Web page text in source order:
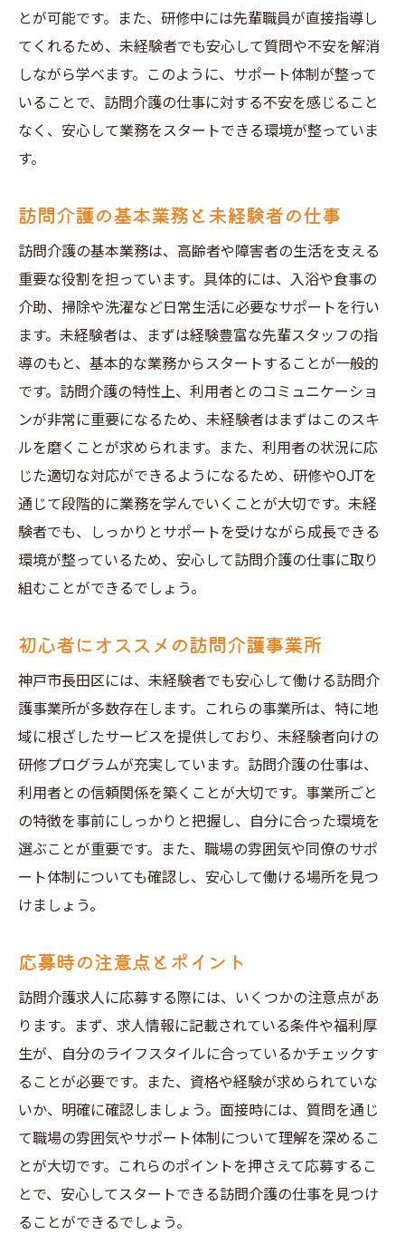
未経験からプロへ神戸市長田区の訪問介護求人
でキャリアスタート
未経験からプロフェッショナルへの道
キャリアステップと成長の秘訣
未経験者の成功事例紹介
プロとしての第一歩を踏み出す
地域と共に成長神戸市長田区未経験者歓迎の訪
問介護求人
地域と共に成長する訪問介護の魅力
神戸市長田区での地域活動と介護
未経験者が地域で輝くために
地域密着型訪問介護の成功事例
地域社会に貢献する訪問介護求人
神戸市長田区での地域連携の重要性
安心と成長神戸市長田区で始める未経験者向け
訪問介護求人
安心して働ける訪問介護求人の探し方
成長を支えるサポート体制と研修
未経験者が安心して働ける理由
訪問介護求人での長期的な成長プラン
とが可能です。また、研修中には先輩職員が直接指導し
てくれるため、未経験者でも安心して質問や不安を解消
しながら学べます。このように、サポート体制が整って
いることで、訪問介護の仕事に対する不安を感じること
なく、安心して業務をスタートできる環境が整っていま
す。
訪問介護の基本業務と未経験者の仕事
訪問介護の基本業務は、高齢者や障害者の生活を支える
重要な役割を担っています。具体的には、入浴や食事の
介助、掃除や洗濯など日常生活に必要なサポートを行い
ます。未経験者は、まずは経験豊富な先輩スタッフの指
導のもと、基本的な業務からスタートすることが一般的
です。訪問介護の特性上、利用者とのコミュニケーショ
ンが非常に重要になるため、未経験者はまずはこのスキ
ルを磨くことが求められます。また、利用者の状況に応
じた適切な対応ができるようになるため、研修やOJTを
通じて段階的に業務を学んでいくことが大切です。未経
験者でも、しっかりとサポートを受けながら成長できる
環境が整っているため、安心して訪問介護の仕事に取り
組むことができるでしょう。
初心者にオススメの訪問介護事業所
神戸市長田区には、未経験者でも安心して働ける訪問介
護事業所が多数存在します。これらの事業所は、特に地
域に根ざしたサービスを提供しており、未経験者向けの
研修プログラムが充実しています。訪問介護の仕事は、
利用者との信頼関係を築くことが大切です。事業所ごと
の特徴を事前にしっかりと把握し、自分に合った環境を
選ぶことが重要です。また、職場の雰囲気や同僚のサポ
ート体制についても確認し、安心して働ける場所を見つ
けましょう。
応募時の注意点とポイント
訪問介護求人に応募する際には、いくつかの注意点があ
ります。まず、求人情報に記載されている条件や福利厚
生が、自分のライフスタイルに合っているかチェックす
ることが必要です。また、資格や経験が求められていな
いか、明確に確認しましょう。面接時には、質問を通じ
て職場の雰囲気やサポート体制について理解を深めるこ
とが大切です。これらのポイントを押さえて応募するこ
とで、安心してスタートできる訪問介護の仕事を見つけ
ることができるでしょう。